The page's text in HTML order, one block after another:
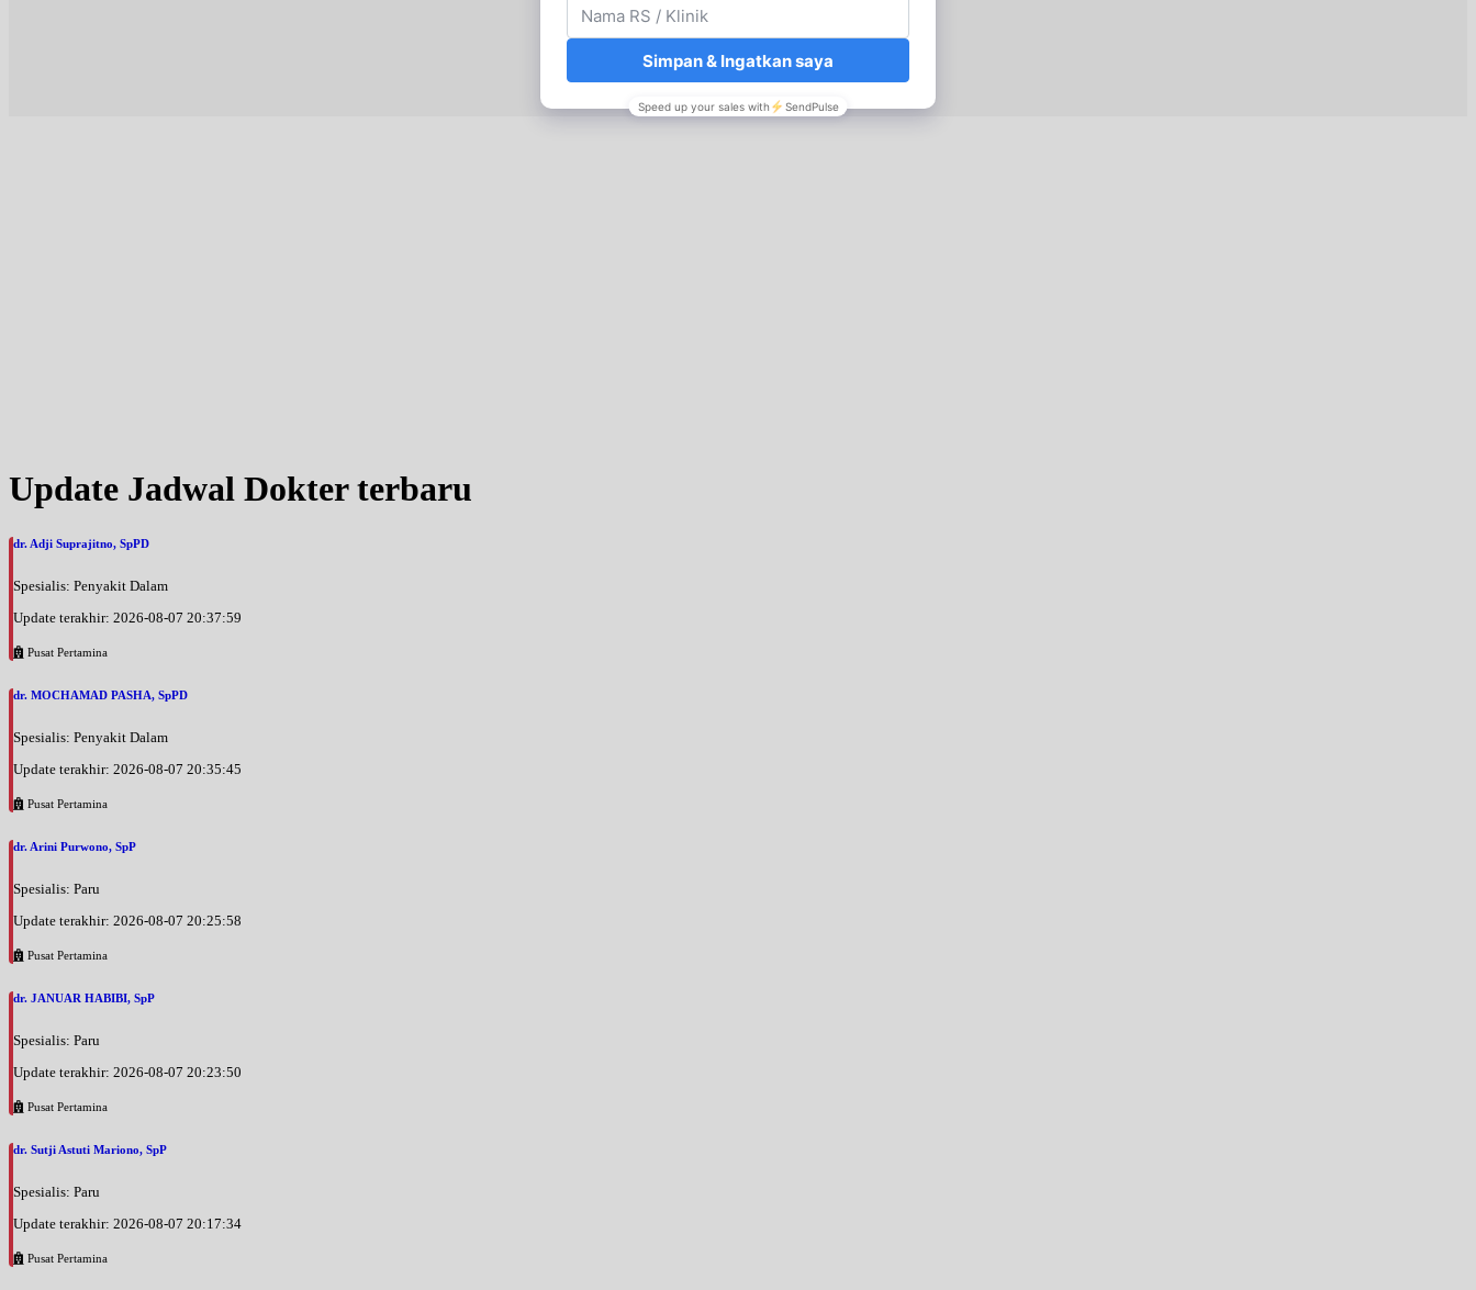
Update Jadwal Dokter terbaru
dr. Adji Suprajitno, SpPD
Spesialis: Penyakit Dalam
Update terakhir: 2026-08-07 20:37:59
Pusat Pertamina
dr. MOCHAMAD PASHA, SpPD
Spesialis: Penyakit Dalam
Update terakhir: 2026-08-07 20:35:45
Pusat Pertamina
dr. Arini Purwono, SpP
Spesialis: Paru
Update terakhir: 2026-08-07 20:25:58
Pusat Pertamina
dr. JANUAR HABIBI, SpP
Spesialis: Paru
Update terakhir: 2026-08-07 20:23:50
Pusat Pertamina
dr. Sutji Astuti Mariono, SpP
Spesialis: Paru
Update terakhir: 2026-08-07 20:17:34
Pusat Pertamina